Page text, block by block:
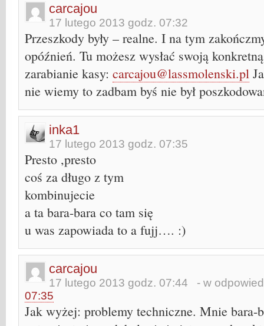
carcajou
17 lutego 2013 godz. 07:32
Przeszkody były – realne. I na tym
opóźnień. Tu możesz wysłać swoją
zarabianie kasy: carcajou@lassmolenski.pl
nie wiemy to zadbam byś nie był
inka1
17 lutego 2013 godz. 07:35
Presto ,presto
coś za długo z tym
kombinujecie
a ta bara-bara co tam się
u was zapowiada to a fujj…. :)
carcajou
17 lutego 2013 godz. 07:44 - w
07:35
Jak wyżej: problemy techniczne. Mnie bara-